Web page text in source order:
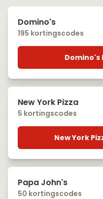
Domino's
195 kortingscodes
New York Pizza
5 kortingscodes
New York
Papa John's
50 kortingscodes